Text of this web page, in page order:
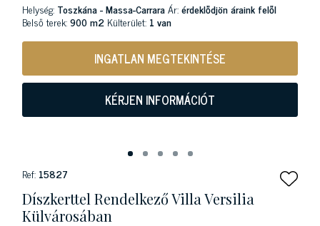
Helység: Toszkána - Massa-CarraraÁr:érdeklődjön áraink felől
Belső terek:900 m2 Külterület: 1 van
INGATLAN MEGTEKINTÉSE
KÉRJEN INFORMÁCIÓT
Ref: 15827
Díszkerttel Rendelkező Villa Versilia
Külvárosában